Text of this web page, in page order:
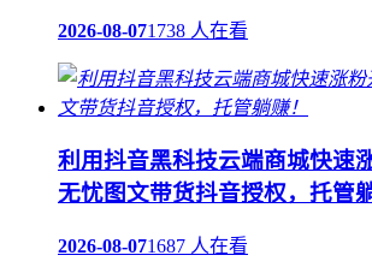
2026-08-071738 人在看
利用抖音黑科技云端商城快速
无忧图文带货抖音授权，托管
2026-08-071687 人在看